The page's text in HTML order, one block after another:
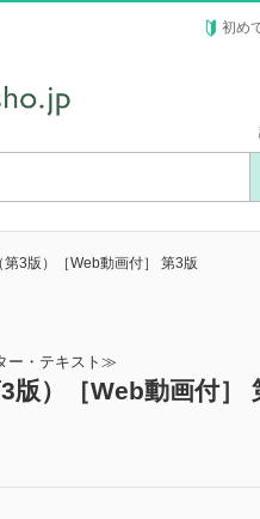
初め
3版）［Web動画付］ 第3版
ー・テキスト≫
版）［Web動画付］